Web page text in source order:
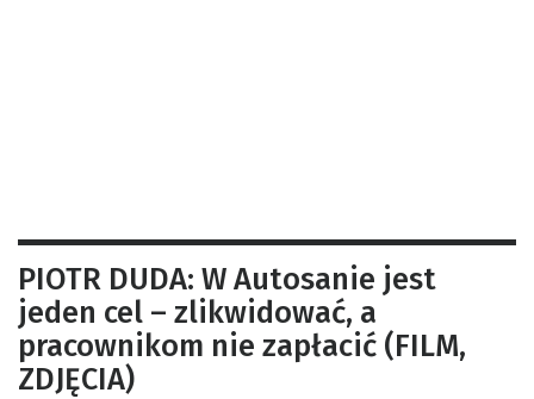
PIOTR DUDA: W Autosanie jest
jeden cel – zlikwidować, a
pracownikom nie zapłacić (FILM,
ZDJĘCIA)